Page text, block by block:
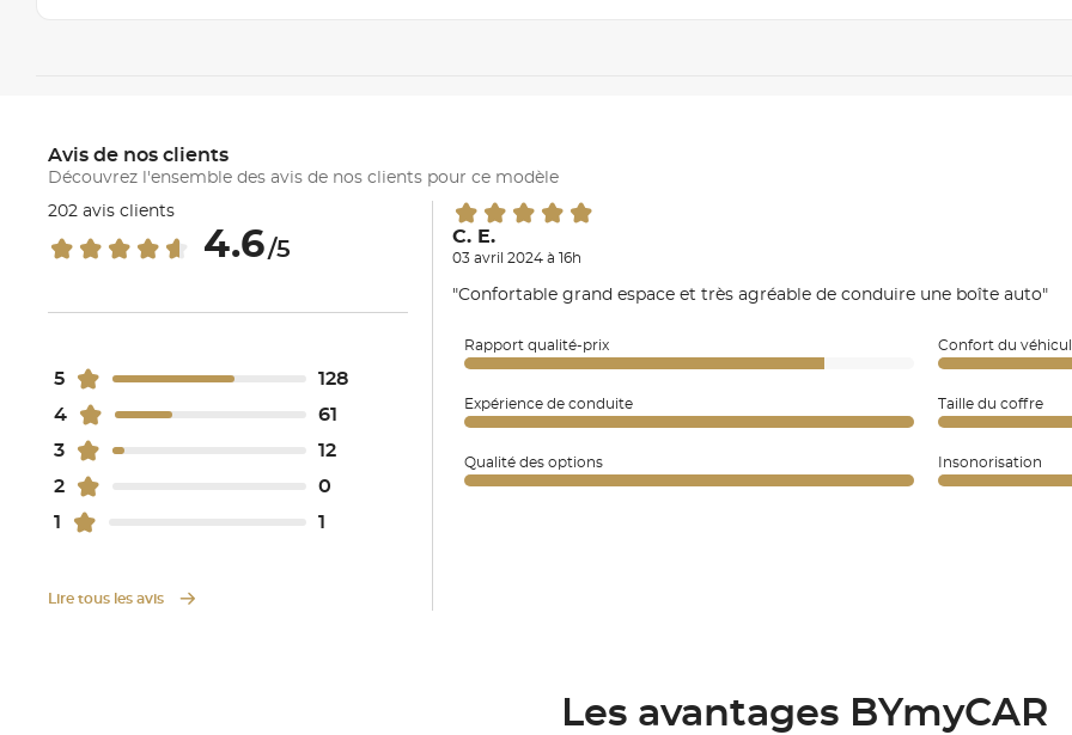
Avis de nos clients
Découvrez l'ensemble des avis de nos clients pour ce modèle
202 avis clients
4.6/5
5
128
4
61
3
12
2
0
1
1
Lire tous les avis
C. E.
03 avril 2024 à 16h
"Confortable grand espace et très agréable de conduire une boîte auto"
Rapport qualité-prix Confort du
Expérience de conduite Taille du coffre
Qualité des options Insonorisation
Les avantages BYmyCAR